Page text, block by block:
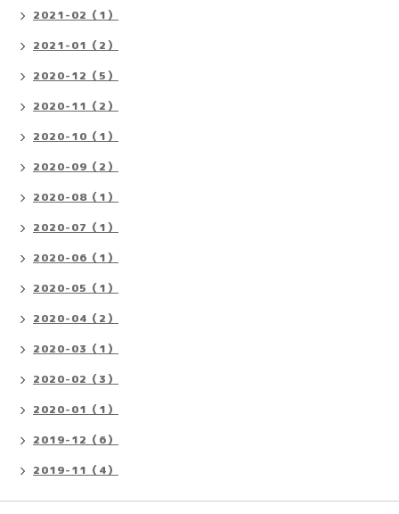
2021-02（1）
2021-01（2）
2020-12（5）
2020-11（2）
2020-10（1）
2020-09（2）
2020-08（1）
2020-07（1）
2020-06（1）
2020-05（1）
2020-04（2）
2020-03（1）
2020-02（3）
2020-01（1）
2019-12（6）
2019-11（4）